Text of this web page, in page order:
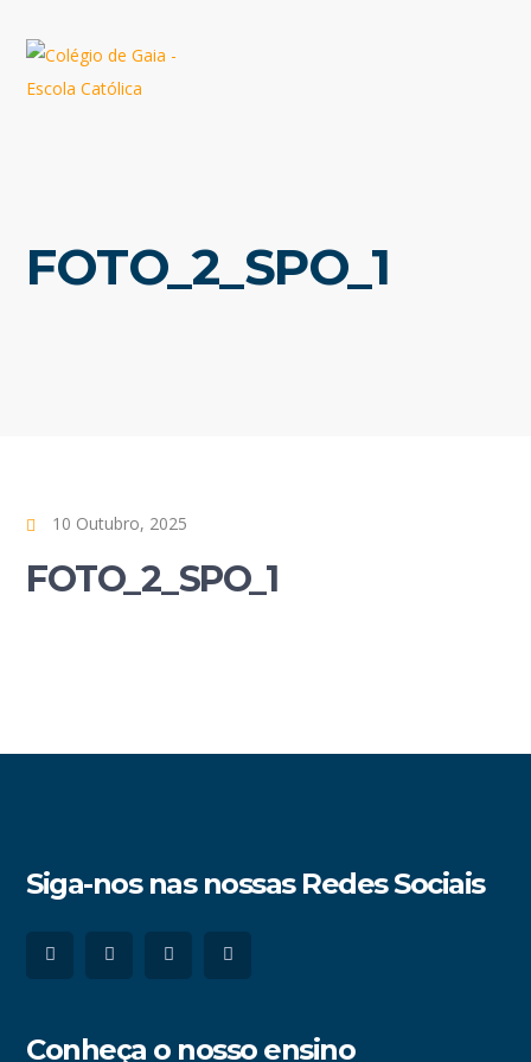
FOTO_2_SPO_1
10 Outubro, 2025
FOTO_2_SPO_1
Siga-nos nas nossas Redes Sociais
Conheça o nosso ensino